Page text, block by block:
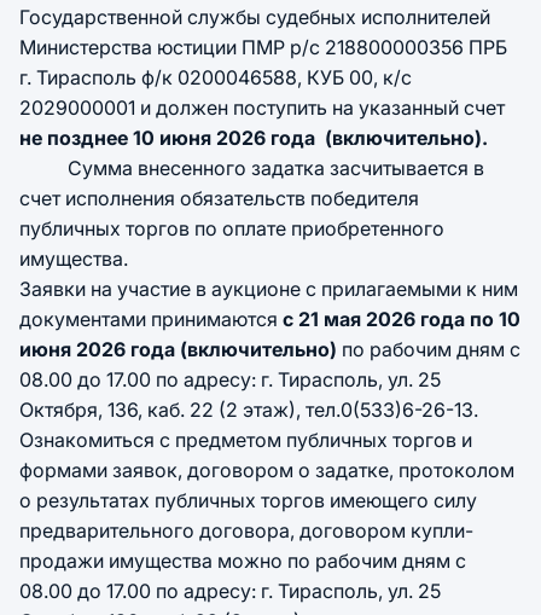
Государственной службы судебных исполнителей
Министерства юстиции ПМР р/с 218800000356 ПРБ
г. Тирасполь ф/к 0200046588, КУБ 00, к/с
2029000001 и должен поступить на указанный счет
не позднее 10 июня 2026 года (включительно).
Сумма внесенного задатка засчитывается в
счет исполнения обязательств победителя
публичных торгов по оплате приобретенного
имущества.
Заявки на участие в аукционе с прилагаемыми к ним
документами принимаются с 21 мая 2026 года по 10
июня 2026 года (включительно) по рабочим дням с
08.00 до 17.00 по адресу: г. Тирасполь, ул. 25
Октября, 136, каб. 22 (2 этаж), тел.0(533)6-26-13.
Ознакомиться с предметом публичных торгов и
формами заявок, договором о задатке, протоколом
о результатах публичных торгов имеющего силу
предварительного договора, договором купли-
продажи имущества можно по рабочим дням с
08.00 до 17.00 по адресу: г. Тирасполь, ул. 25